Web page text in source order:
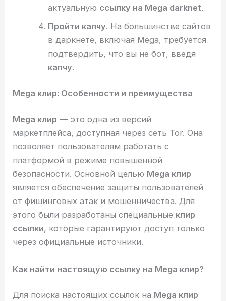
актуальную ссылку на Mega darknet.
Пройти капчу. На большинстве сайтов
в даркнете, включая Mega, требуется
подтвердить, что вы не бот, введя
капчу.
Mega клир: Особенности и преимущества
Mega клир — это одна из версий
маркетплейса, доступная через сеть Tor. Она
позволяет пользователям работать с
платформой в режиме повышенной
безопасности. Основной целью Mega клир
является обеспечение защиты пользователей
от фишинговых атак и мошенничества. Для
этого были разработаны специальные клир
ссылки, которые гарантируют доступ только
через официальные источники.
Как найти настоящую ссылку на Mega клир?
Для поиска настоящих ссылок на Mega клир